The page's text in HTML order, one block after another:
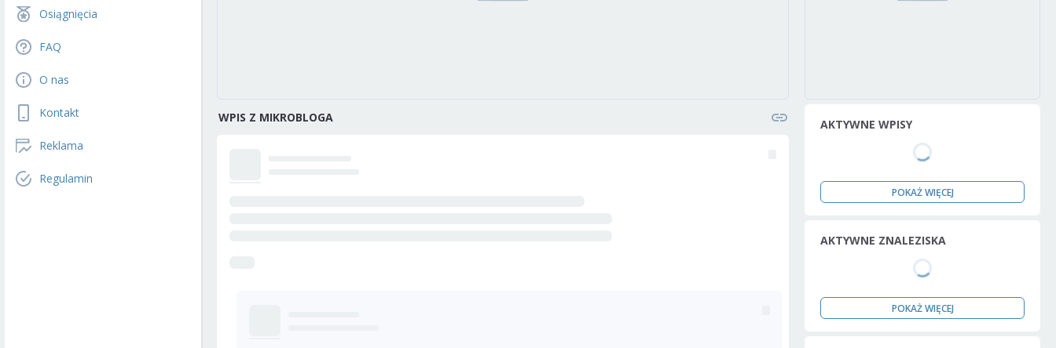
Osiągnięcia
FAQ
O nas
Kontakt
Reklama
Regulamin
WPIS Z MIKROBLOGA AKTYWNE WPISY
POKAŻ WIĘCEJ
AKTYWNE ZNALEZISKA
POKAŻ WIĘCEJ